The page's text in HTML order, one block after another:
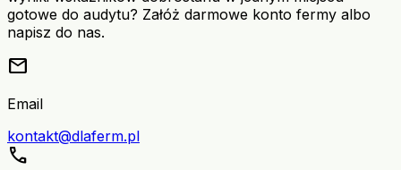
gotowe do audytu? Załóż darmowe konto fermy albo
napisz do nas.
mail
Email
kontakt@dlaferm.pl
call